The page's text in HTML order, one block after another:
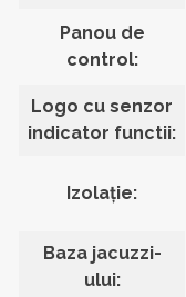
Panou de
control:
Logo cu senzor
indicator functii:
Izolație:
Baza jacuzzi-
ului: